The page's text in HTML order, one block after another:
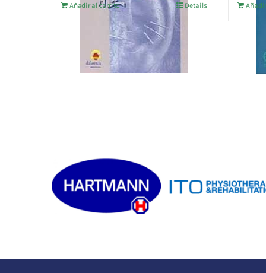
Añadir al carrito Details